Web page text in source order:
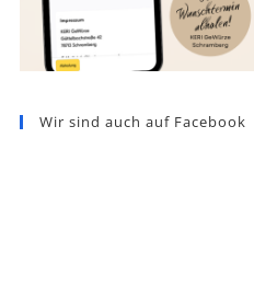
Wir sind auch auf Facebook